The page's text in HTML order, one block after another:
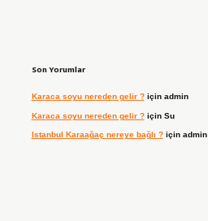
Son Yorumlar
Karaca soyu nereden gelir ?için admin
Karaca soyu nereden gelir ?için Su
Istanbul Karaağaç nereye bağlı ?için admin